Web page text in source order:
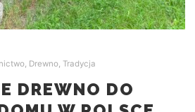
, Drewno, Tradycja
DREWNO DO